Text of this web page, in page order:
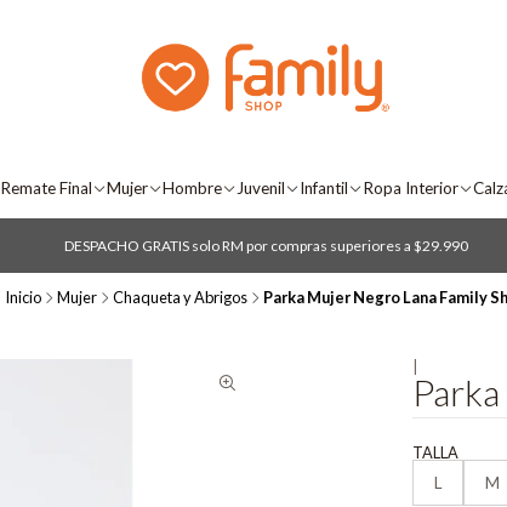
Remate Final Mujer Hombre Juvenil Infantil Ropa Interior
DESPACHO GRATIS solo RM por compras superiores a $29.990
Inicio Mujer Chaqueta y Abrigos Parka Mujer Negro Lana Family
TALLA
L
M